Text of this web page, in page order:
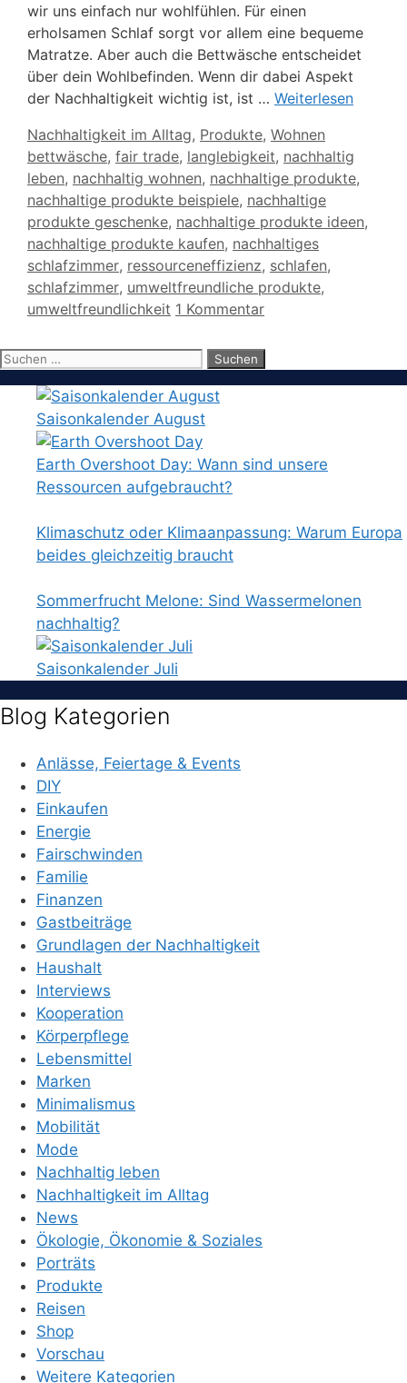
wir uns einfach nur wohlfühlen. Für einen
erholsamen Schlaf sorgt vor allem eine bequeme
Matratze. Aber auch die Bettwäsche entscheidet
über dein Wohlbefinden. Wenn dir dabei Aspekt
der Nachhaltigkeit wichtig ist, ist … Weiterlesen
Kategorien
Nachhaltigkeit im Alltag, Produkte, Wohnen
Schlagwörter
bettwäsche, fair trade, langlebigkeit, nachhaltig
leben, nachhaltig wohnen, nachhaltige produkte,
nachhaltige produkte beispiele, nachhaltige
produkte geschenke, nachhaltige produkte ideen,
nachhaltige produkte kaufen, nachhaltiges
schlafzimmer, ressourceneffizienz, schlafen,
schlafzimmer, umweltfreundliche produkte,
umweltfreundlichkeit 1 Kommentar
Suchen
Saisonkalender August
Earth Overshoot Day: Wann sind unsere
Ressourcen aufgebraucht?
Klimaschutz oder Klimaanpassung: Warum Europa
beides gleichzeitig braucht
Sommerfrucht Melone: Sind Wassermelonen
nachhaltig?
Saisonkalender Juli
Blog Kategorien
Anlässe, Feiertage & Events
DIY
Einkaufen
Energie
Fairschwinden
Familie
Finanzen
Gastbeiträge
Grundlagen der Nachhaltigkeit
Haushalt
Interviews
Kooperation
Körperpflege
Lebensmittel
Marken
Minimalismus
Mobilität
Mode
Nachhaltig leben
Nachhaltigkeit im Alltag
News
Ökologie, Ökonomie & Soziales
Porträts
Produkte
Reisen
Shop
Vorschau
Weitere Kategorien